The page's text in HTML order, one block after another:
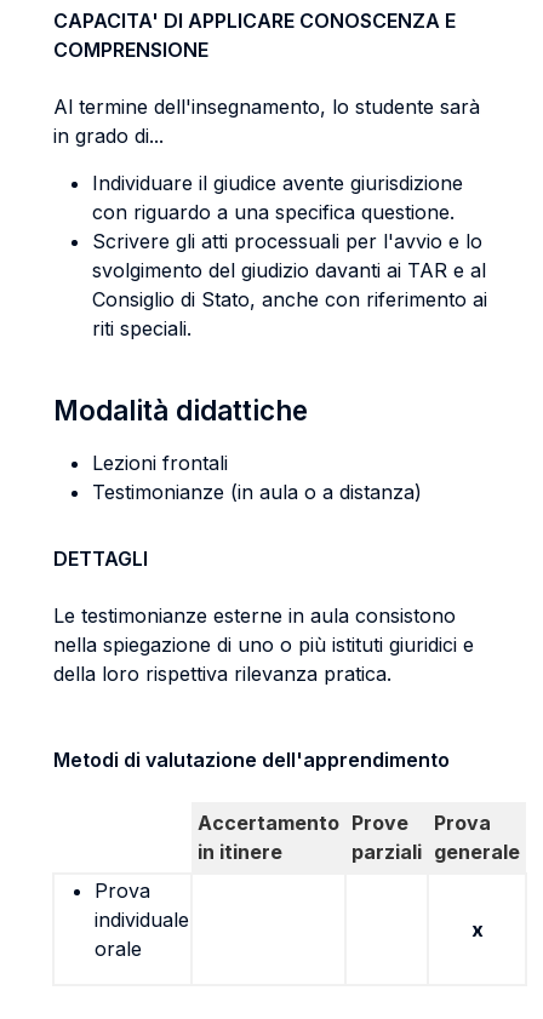
CAPACITA' DI APPLICARE CONOSCENZA E
COMPRENSIONE
Al termine dell'insegnamento, lo studente sarà
in grado di...
Individuare il giudice avente giurisdizione
con riguardo a una specifica questione.
Scrivere gli atti processuali per l'avvio e lo
svolgimento del giudizio davanti ai TAR e al
Consiglio di Stato, anche con riferimento ai
riti speciali.
Modalità didattiche
Lezioni frontali
Testimonianze (in aula o a distanza)
DETTAGLI
Le testimonianze esterne in aula consistono
nella spiegazione di uno o più istituti giuridici e
della loro rispettiva rilevanza pratica.
Metodi di valutazione dell'apprendimento
Accertamento
in itinere
Prove
parziali
Prova
generale
Prova
individuale
orale
x